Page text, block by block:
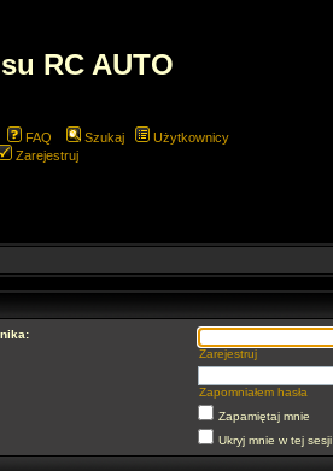
RC AUTO
FAQ Szukaj
Użytkownicy
Zarejestruj
Zarejestruj
Zapomniałem hasła
Zapamiętaj mnie
Ukryj mnie w tej sesji